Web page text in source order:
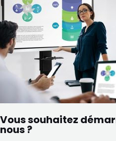
Vous souhaitez
nous ?